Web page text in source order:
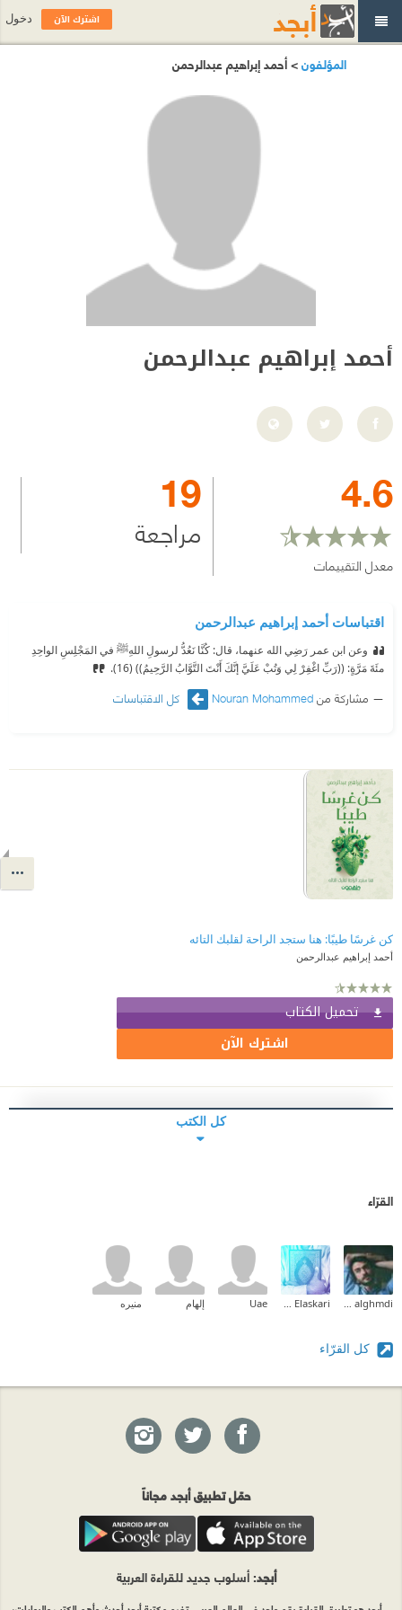
المؤلفون> أحمد إبراهيم عبدالرحمن
أحمد إبراهيم عبدالرحمن
4.6
معدل التقييمات
19
مراجعة
اقتباسات أحمد إبراهيم عبدالرحمن
وعن ابن عمر رَضِي الله عنهما، قال: كُنَّا نَعُدُّ لرسولِ اللهِﷺ في المَجْلِسِ الواحِدِ
مئَةَ مَرَّةٍ: ((رَبِّ اغْفِرْ لِي وَتُبْ عَلَيَّ إنَّكَ أَنْتَ التَّوَّابُ الرَّحِيمُ)) (16).
مشاركة منNouran Mohammed كل الاقتباسات
كن غرسًا طيبًا: هنا ستجد الراحة لقلبك التائه
أحمد إبراهيم عبدالرحمن
تحميل الكتاب
اشترك الآن
كل الكتب
القرّاء
Uae إلهام منيره
كل القرّاء
اشترك الآن دخول
حمّل تطبيق أبجد مجاناً
أبجد: أسلوب جديد للقراءة العربية